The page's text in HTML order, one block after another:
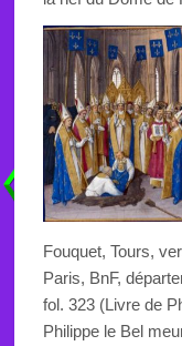
Fouquet, Tours,
Paris, BnF,
fol. 323 (Livre de
Philippe le Bel